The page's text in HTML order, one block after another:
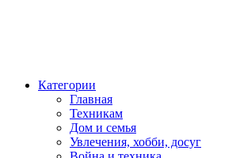
Категории
Главная
Техникам
Дом и семья
Увлечения, хобби, досуг